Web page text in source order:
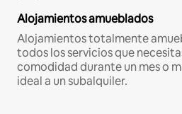
Alojamientos amueblados
Alojamientos totalmente
todos los servicios que
comodidad durante un mes o
ideal a un subalquiler.